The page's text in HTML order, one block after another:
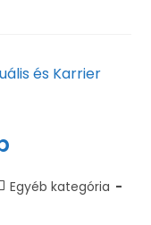
Egyéb kategória